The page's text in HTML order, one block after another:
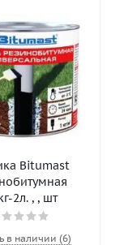
Bitumast
2л. , , шт
в наличии (6)